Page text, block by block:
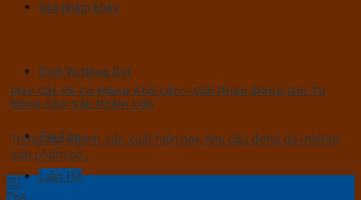
Sản phẩm khác
Dịch Vụ Đóng Gói
Tin Tức
Liên Hệ
Máy Cắt Và Co Màng Khổ Lớn – Giải Pháp Đóng Gói Tự
Động Cho Sản Phẩm Lớn
Trong các ngành sản xuất hiện nay, nhu cầu đóng gói những
sản phẩm có...
30